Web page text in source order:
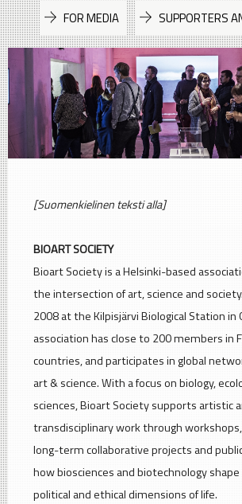
FOR MEDIA SUPPORTERS
[Suomenkielinen teksti alla]
BIOART SOCIETY
Bioart Society is a Helsinki-based
the intersection of art, science and
2008 at the Kilpisjärvi Biological Station in
association has close to 200 members in
countries, and participates in global
art & science. With a focus on biology,
sciences, Bioart Society supports artistic
transdisciplinary work through
long-term collaborative projects and
how biosciences and biotechnology
political and ethical dimensions of life.